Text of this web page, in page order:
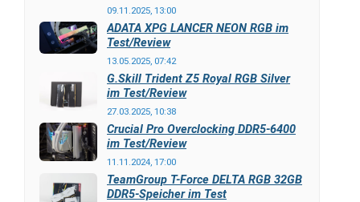
09.11.2025, 13:00
ADATA XPG LANCER NEON RGB im
Test/Review
13.05.2025, 07:42
G.Skill Trident Z5 Royal RGB Silver
im Test/Review
27.03.2025, 10:38
Crucial Pro Overclocking DDR5-6400
im Test/Review
11.11.2024, 17:00
TeamGroup T-Force DELTA RGB 32GB
DDR5-Speicher im Test